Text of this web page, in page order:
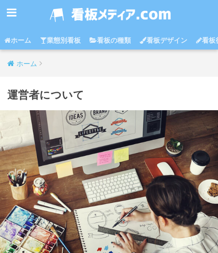
ホーム 業態別看板 看板の種類 看板デザイン 看板
ホーム
運営者について